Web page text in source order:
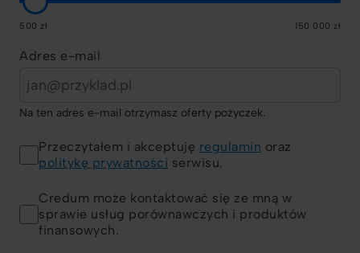
500 zł 150 000 zł
Adres e-mail
Na ten adres e-mail otrzymasz oferty pożyczek.
Przeczytałem i akceptuję regulamin oraz
politykę prywatności serwisu.
Credum może kontaktować się ze mną w
sprawie usług porównawczych i produktów
finansowych.